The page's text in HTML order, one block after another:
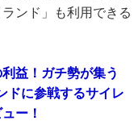
ンド」も利用できる
益！ガチ勢が集う
ドに参戦するサイレ
ー！